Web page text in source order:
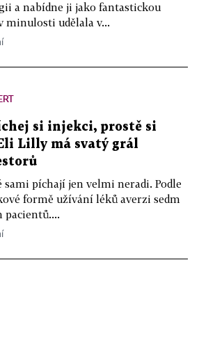
a nabídne ji jako fantastickou
minulosti udělala v...
si injekci, prostě si
Lilly má svatý grál
sami píchají jen velmi neradi. Podle
formě užívání léků averzi sedm
pacientů....